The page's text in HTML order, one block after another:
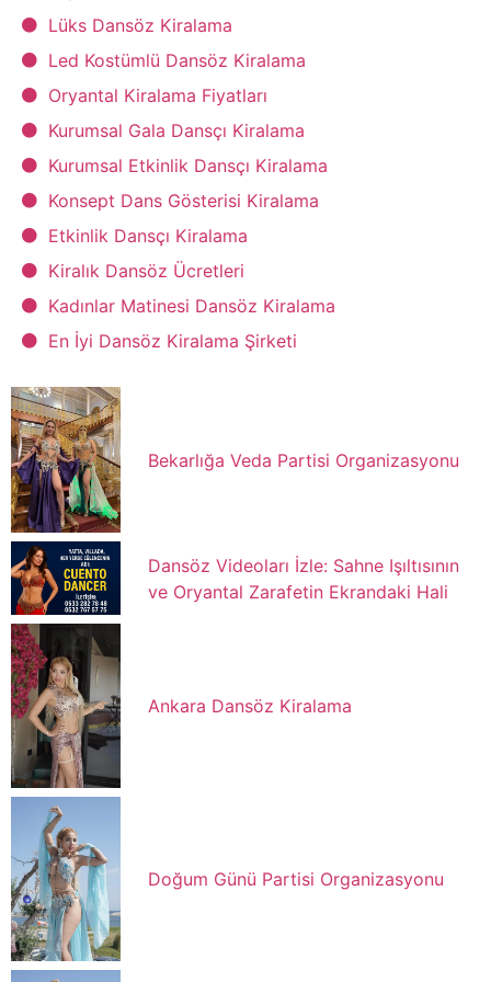
Lüks Dansöz Kiralama
Led Kostümlü Dansöz Kiralama
Oryantal Kiralama Fiyatları
Kurumsal Gala Dansçı Kiralama
Kurumsal Etkinlik Dansçı Kiralama
Konsept Dans Gösterisi Kiralama
Etkinlik Dansçı Kiralama
Kiralık Dansöz Ücretleri
Kadınlar Matinesi Dansöz Kiralama
En İyi Dansöz Kiralama Şirketi
Bekarlığa Veda Partisi Organizasyonu
Dansöz Videoları İzle: Sahne Işıltısının
ve Oryantal Zarafetin Ekrandaki Hali
Ankara Dansöz Kiralama
Doğum Günü Partisi Organizasyonu